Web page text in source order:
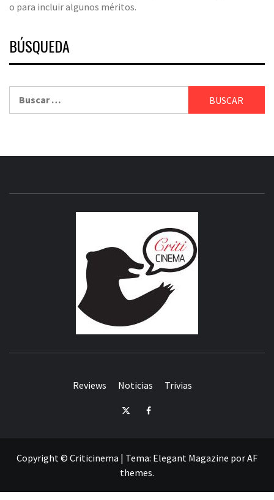
o para incluir algunos méritos.
BÚSQUEDA
Reviews Noticias Trivias
TwitterFacebook
Copyright © Criticinema | Tema: Elegant Magazine porAF
themes.